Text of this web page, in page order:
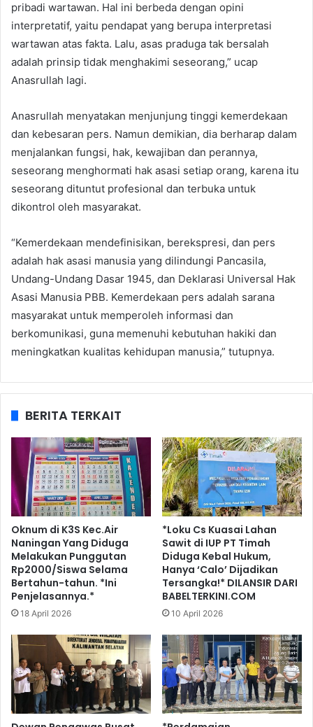
pribadi wartawan. Hal ini berbeda dengan opini
interpretatif, yaitu pendapat yang berupa interpretasi
wartawan atas fakta. Lalu, asas praduga tak bersalah
adalah prinsip tidak menghakimi seseorang,” ucap
Anasrullah lagi.
Anasrullah menyatakan menjunjung tinggi kemerdekaan
dan kebesaran pers. Namun demikian, dia berharap dalam
menjalankan fungsi, hak, kewajiban dan perannya,
seseorang menghormati hak asasi setiap orang, karena itu
seseorang dituntut profesional dan terbuka untuk
dikontrol oleh masyarakat.
“Kemerdekaan mendefinisikan, berekspresi, dan pers
adalah hak asasi manusia yang dilindungi Pancasila,
Undang-Undang Dasar 1945, dan Deklarasi Universal Hak
Asasi Manusia PBB. Kemerdekaan pers adalah sarana
masyarakat untuk memperoleh informasi dan
berkomunikasi, guna memenuhi kebutuhan hakiki dan
meningkatkan kualitas kehidupan manusia,” tutupnya.
BERITA TERKAIT
Oknum di K3S Kec.Air
Naningan Yang Diduga
Melakukan Punggutan
Rp2000/Siswa Selama
Bertahun-tahun. *Ini
Penjelasannya.*
18 April 2026
*Loku Cs Kuasai Lahan
Sawit di IUP PT Timah
Diduga Kebal Hukum,
Hanya ‘Calo’ Dijadikan
Tersangka!* DILANSIR DARI
BABELTERKINI.COM
10 April 2026